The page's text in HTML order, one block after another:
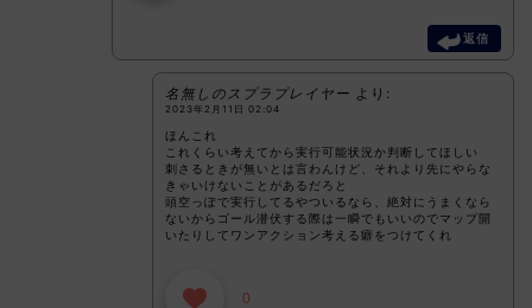
返信
名無しのスプラプレイヤー より:
2023年2月11日 02:04
ほんこれ
これくらい考えてから実行可能状況か判断してほしい
刺さるときが無いとは言わんけど、それより先にやらな
きゃいけないことがあるだろと
頭空っぽで実行してるやついるなら、絶対にうまくなら
ないからゴール潜伏する際は一瞬でもいいのでマップ開
いたりしてワンアクション考える癖をつけてくれ
0